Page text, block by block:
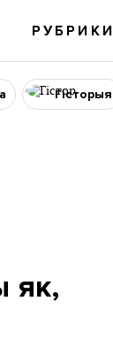
РУБРИКИ
Гісторыя
як,